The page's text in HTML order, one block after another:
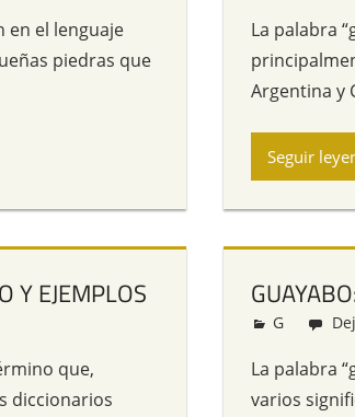
en el lenguaje
piedras que
La palabra
Argentina y
Seguir
Y EJEMPLOS
que,
diccionarios
Redacción
G
La palabra
varios